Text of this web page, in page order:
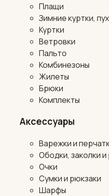
Плащи
Зимние куртки,
Куртки
Ветровки
Пальто
Комбинезоны
Жилеты
Брюки
Комплекты
Аксессуары
Варежки и
Ободки, заколки и
Очки
Сумки и рюкзаки
Шарфы